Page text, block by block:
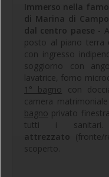
Immerso nella
di Marina di
dal centro paese -
posto al piano terra
con ingresso
soggiorno con
lavatrice, forno
1° bagno con
camera
bagno privato
tutti i
attrezzato (fronte/
scoperto.